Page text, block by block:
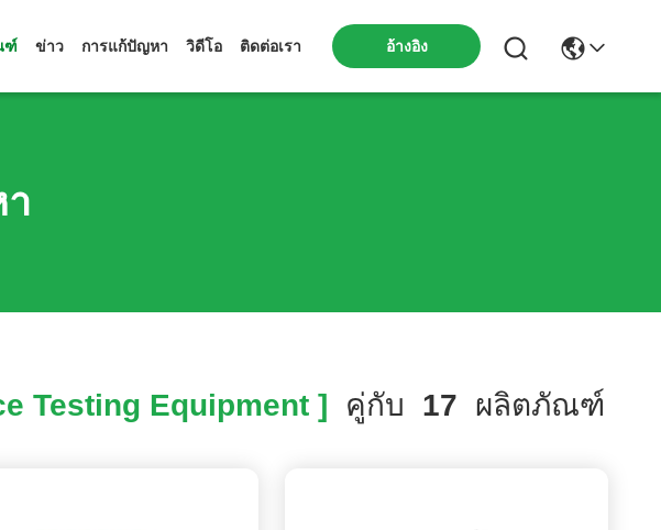
ฑ์ ข่าว การแก้ปัญหา วิดีโอ ติดต่อเรา อ้างอิง
Testing Equipment ] คู่กับ 17 ผลิตภัณฑ์